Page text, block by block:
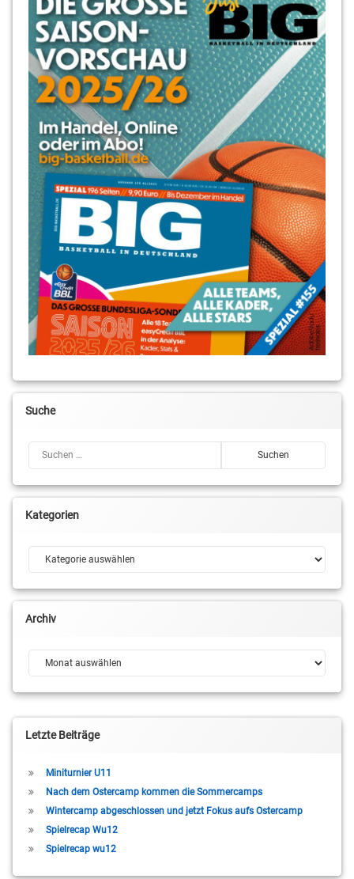
Suche
Kategorien
Archiv
Letzte Beiträge
Miniturnier U11
Nach dem Ostercamp kommen die Sommercamps
Wintercamp abgeschlossen und jetzt Fokus aufs Ostercamp
Spielrecap Wu12
Spielrecap wu12